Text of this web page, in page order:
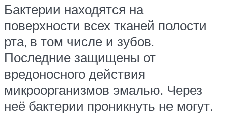
Бактерии находятся на
поверхности всех тканей полости
рта, в том числе и зубов.
Последние защищены от
вредоносного действия
микроорганизмов эмалью. Через
неё бактерии проникнуть не могут.